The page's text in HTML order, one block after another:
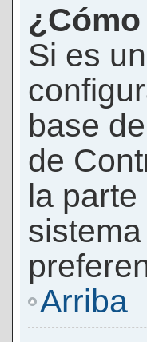
Si es
base
de
la
Arriba